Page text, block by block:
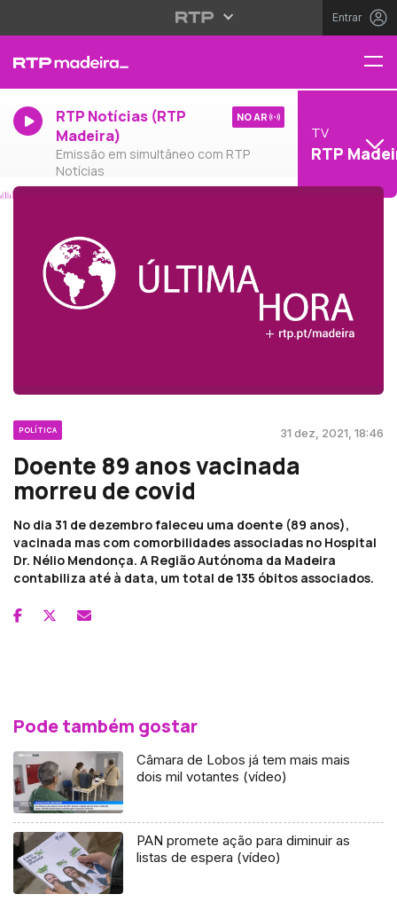
Entrar
RTP Notícias (RTP
Madeira)
Emissão em simultâneo com RTP
Notícias
NO AR
TV
RTP
POLÍTICA 31 dez, 2021, 18:46
Doente 89 anos vacinada
morreu de covid
No dia 31 de dezembro faleceu uma doente (89 anos),
vacinada mas com comorbilidades associadas no Hospital
Dr. Nélio Mendonça. A Região Autónoma da Madeira
contabiliza até à data, um total de 135 óbitos associados.
Pode também gostar
Câmara de Lobos já tem mais mais
dois mil votantes (vídeo)
PAN promete ação para diminuir as
listas de espera (vídeo)